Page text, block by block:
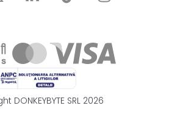
DONKEYBYTE SRL 2026